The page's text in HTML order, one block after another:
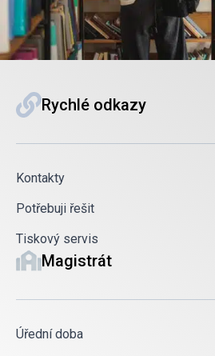
Rychlé odkazy
Kontakty
Potřebuji řešit
Tiskový servis
Magistrát
Úřední doba